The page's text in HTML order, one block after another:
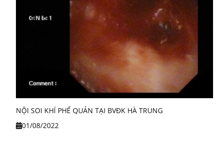
NỘI SOI KHÍ PHẾ QUẢN TẠI BVĐK HÀ TRUNG
01/08/2022